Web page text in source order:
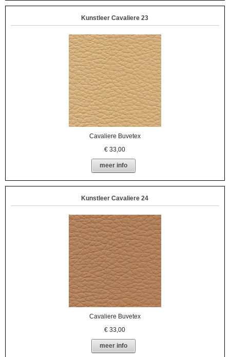
Kunstleer Cavaliere 23
Cavaliere Buvetex
€33,00
meer info
Kunstleer Cavaliere 24
Cavaliere Buvetex
€33,00
meer info